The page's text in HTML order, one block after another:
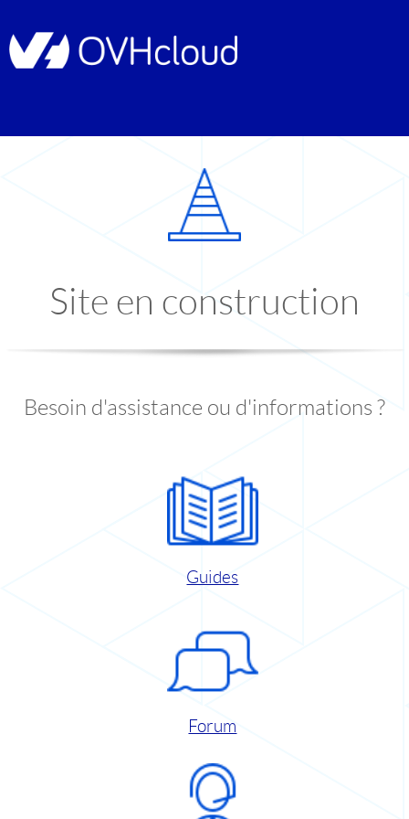
Site en construction
Besoin d'assistance ou d'informations ?
Guides
Forum